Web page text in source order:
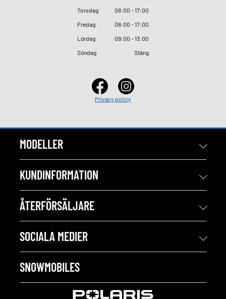
Torsdag
08:00 - 17:00
Fredag
08:00 - 17:00
Lördag
09:00 - 13:00
Söndag
Stäng
Privacy policy
MODELLER
KUNDINFORMATION
ÅTERFÖRSÄLJARE
SOCIALA MEDIER
SNOWMOBILES